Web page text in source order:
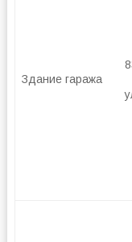
Здание гаража